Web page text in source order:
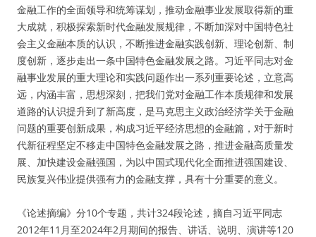
金融工作的全面领导和统筹谋划，推动金融事业发展取得新的重
大成就，积极探索新时代金融发展规律，不断加深对中国特色社
会主义金融本质的认识，不断推进金融实践创新、理论创新、制
度创新，逐步走出一条中国特色金融发展之路。习近平同志对金
融事业发展的重大理论和实践问题作出一系列重要论述，立意高
远，内涵丰富，思想深刻，把我们党对金融工作本质规律和发展
道路的认识提升到了新高度，是马克思主义政治经济学关于金融
问题的重要创新成果，构成习近平经济思想的金融篇，对于新时
代新征程坚定不移走中国特色金融发展之路，推进金融高质量发
展、加快建设金融强国，为以中国式现代化全面推进强国建设、
民族复兴伟业提供强有力的金融支撑，具有十分重要的意义。
《论述摘编》分10个专题，共计324段论述，摘自习近平同志
2012年11月至2024年2月期间的报告、讲话、说明、演讲等120